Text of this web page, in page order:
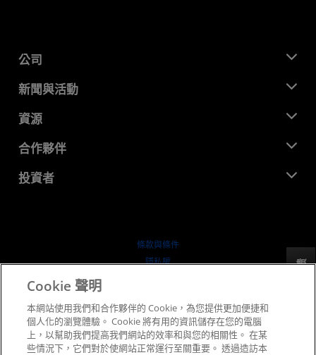
反馈
公司
關於 AMD
企業責任
招聘
聯絡我們
新聞與活動
新聞室
媒體庫
資源
開發者中心
案例研究
合作夥伴
AMD 合作夥伴中心
投資者
條款與條件
隱私權
公平公開競爭
英國稅務策略
Cookie 政策
Cookie 聲明
本網站使用我們和合作夥伴的 Cookie，為您提供更加便捷和
個人化的瀏覽體驗。 Cookie 將有用的資訊儲存在您的電腦
上，以幫助我們提高我們網站的效率和與您的相關性。 在某
些情況下，它們對於使網站正常運行至關重要。 透過造訪本